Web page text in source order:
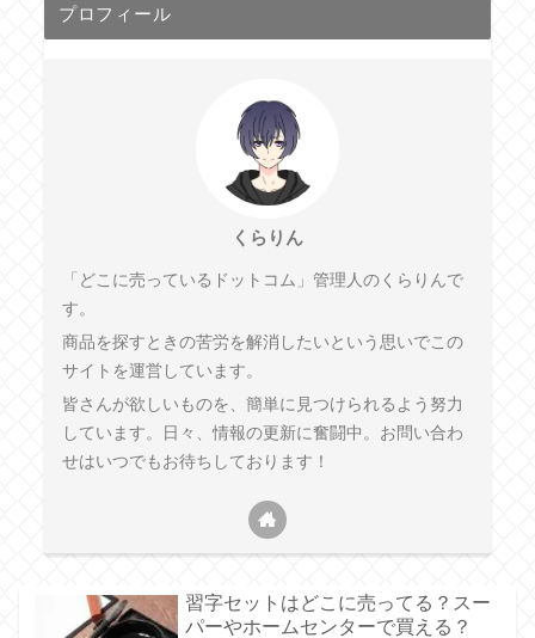
プロフィール
くらりん
「どこに売っているドットコム」管理人のくらりんで
す。
商品を探すときの苦労を解消したいという思いでこの
サイトを運営しています。
皆さんが欲しいものを、簡単に見つけられるよう努力
しています。日々、情報の更新に奮闘中。お問い合わ
せはいつでもお待ちしております！
習字セットはどこに売ってる？スー
パーやホームセンターで買える？